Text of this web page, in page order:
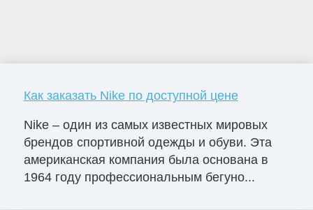
Как заказать Nike по доступной цене
Nike – один из самых известных мировых
брендов спортивной одежды и обуви. Эта
американская компания была основана в
1964 году профессиональным бегуно...